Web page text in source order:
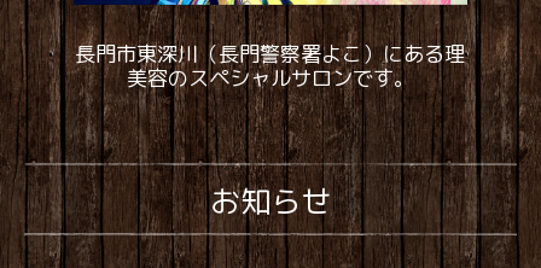
長門市東深川（長門警察署よこ）にある理
美容のスペシャルサロンです。
お知らせ